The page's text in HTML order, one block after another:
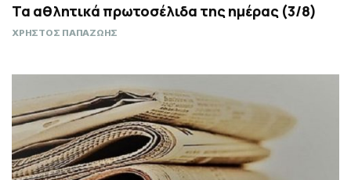
Τα αθλητικά πρωτοσέλιδα της ημέρας (3/8)
ΧΡΗΣΤΟΣ ΠΑΠΑΖΩΗΣ